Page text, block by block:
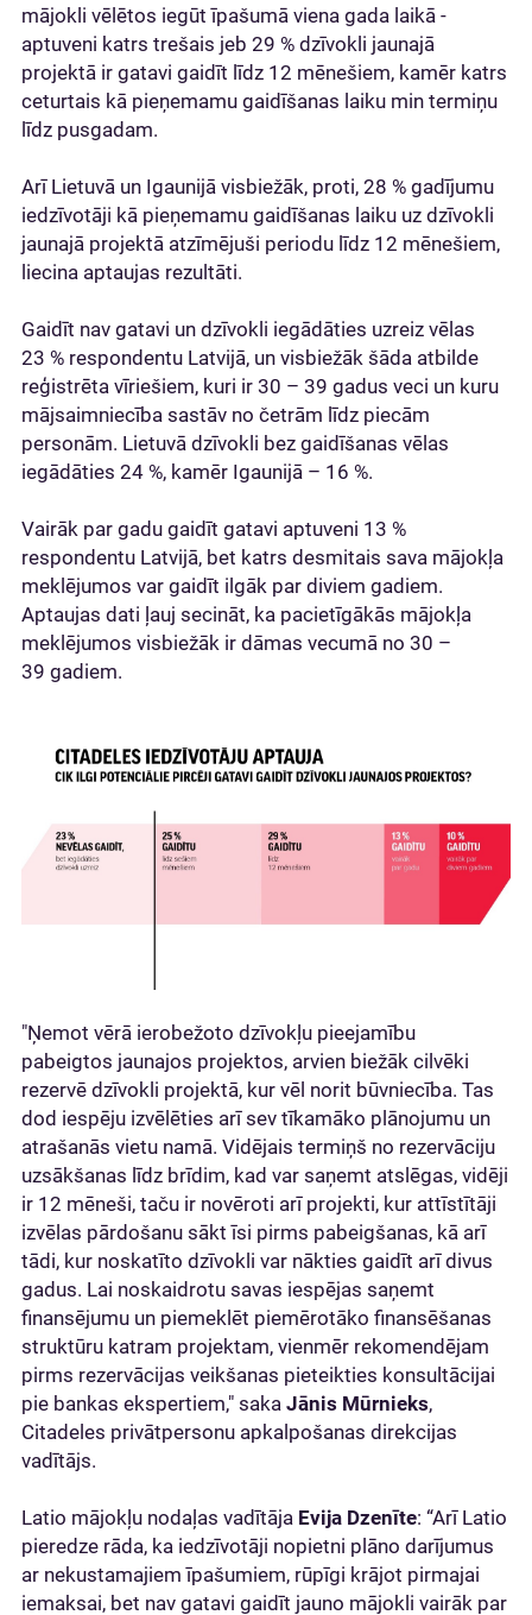
mājokli vēlētos iegūt īpašumā viena gada laikā -
aptuveni katrs trešais jeb 29 % dzīvokli jaunajā
projektā ir gatavi gaidīt līdz 12 mēnešiem, kamēr katrs
ceturtais kā pieņemamu gaidīšanas laiku min termiņu
līdz pusgadam.
Arī Lietuvā un Igaunijā visbiežāk, proti, 28 % gadījumu
iedzīvotāji kā pieņemamu gaidīšanas laiku uz dzīvokli
jaunajā projektā atzīmējuši periodu līdz 12 mēnešiem,
liecina aptaujas rezultāti.
Gaidīt nav gatavi un dzīvokli iegādāties uzreiz vēlas
23 % respondentu Latvijā, un visbiežāk šāda atbilde
reģistrēta vīriešiem, kuri ir 30 – 39 gadus veci un kuru
mājsaimniecība sastāv no četrām līdz piecām
personām. Lietuvā dzīvokli bez gaidīšanas vēlas
iegādāties 24 %, kamēr Igaunijā – 16 %.
Vairāk par gadu gaidīt gatavi aptuveni 13 %
respondentu Latvijā, bet katrs desmitais sava mājokļa
meklējumos var gaidīt ilgāk par diviem gadiem.
Aptaujas dati ļauj secināt, ka pacietīgākās mājokļa
meklējumos visbiežāk ir dāmas vecumā no 30 –
39 gadiem.
"Ņemot vērā ierobežoto dzīvokļu pieejamību
pabeigtos jaunajos projektos, arvien biežāk cilvēki
rezervē dzīvokli projektā, kur vēl norit būvniecība. Tas
dod iespēju izvēlēties arī sev tīkamāko plānojumu un
atrašanās vietu namā. Vidējais termiņš no rezervāciju
uzsākšanas līdz brīdim, kad var saņemt atslēgas, vidēji
ir 12 mēneši, taču ir novēroti arī projekti, kur attīstītāji
izvēlas pārdošanu sākt īsi pirms pabeigšanas, kā arī
tādi, kur noskatīto dzīvokli var nākties gaidīt arī divus
gadus. Lai noskaidrotu savas iespējas saņemt
finansējumu un piemeklēt piemērotāko finansēšanas
struktūru katram projektam, vienmēr rekomendējam
pirms rezervācijas veikšanas pieteikties konsultācijai
pie bankas ekspertiem," saka Jānis Mūrnieks,
Citadeles privātpersonu apkalpošanas direkcijas
vadītājs.
Latio mājokļu nodaļas vadītāja Evija Dzenīte: “Arī Latio
pieredze rāda, ka iedzīvotāji nopietni plāno darījumus
ar nekustamajiem īpašumiem, rūpīgi krājot pirmajai
iemaksai, bet nav gatavi gaidīt jauno mājokli vairāk par